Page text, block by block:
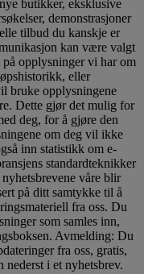
butikker, eksklusive
demonstrasjoner
tilbud du kanskje er
kan være valgt
opplysninger vi har om
eller
bruke opplysningene
Dette gjør det mulig for
deg, for å gjøre den
om deg vil ikke
inn statistikk om e-
standardteknikker
våre blir
på ditt samtykke til å
fra oss. Du
som samles inn,
Avmelding: Du
fra oss, gratis,
i et nyhetsbrev.